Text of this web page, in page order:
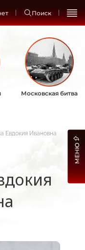
Поиск
Московская битва
Евдокия Ивановна
МЕНЮ